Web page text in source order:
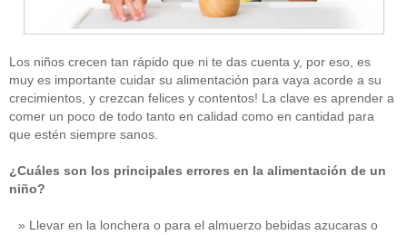
Los niños crecen tan rápido que ni te das cuenta y, por eso, es
muy es importante cuidar su alimentación para vaya acorde a su
crecimientos, y crezcan felices y contentos! La clave es aprender a
comer un poco de todo tanto en calidad como en cantidad para
que estén siempre sanos.
¿Cuáles son los principales errores en la alimentación de un
niño?
Llevar en la lonchera o para el almuerzo bebidas azucaras o